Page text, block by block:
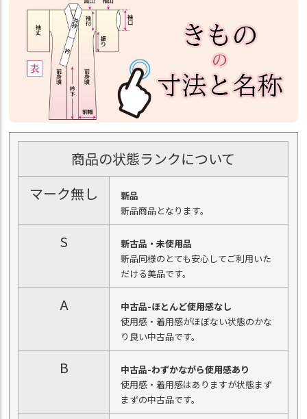
商品の状態ランクについて
マーク無し
新品
新品商品となります。
S
新古品・未使用品
新品同様のとても安心してご利用いた
だける美品です。
A
中古品-ほとんど使用感なし
使用感・着用感がほぼない状態のかな
り良い中古品です。
B
中古品-わずかながら使用感あり
使用感・着用感はありますが状態まず
まずの中古品です。